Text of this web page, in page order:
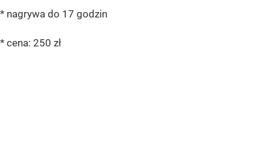
* nagrywa do 17 godzin
* cena: 250 zł